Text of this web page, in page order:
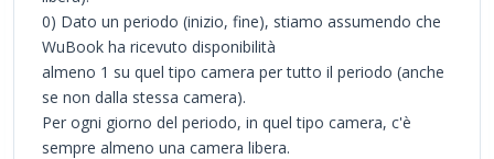
0) Dato un periodo (inizio, fine), stiamo assumendo che
WuBook ha ricevuto disponibilità
almeno 1 su quel tipo camera per tutto il periodo (anche
se non dalla stessa camera).
Per ogni giorno del periodo, in quel tipo camera, c'è
sempre almeno una camera libera.